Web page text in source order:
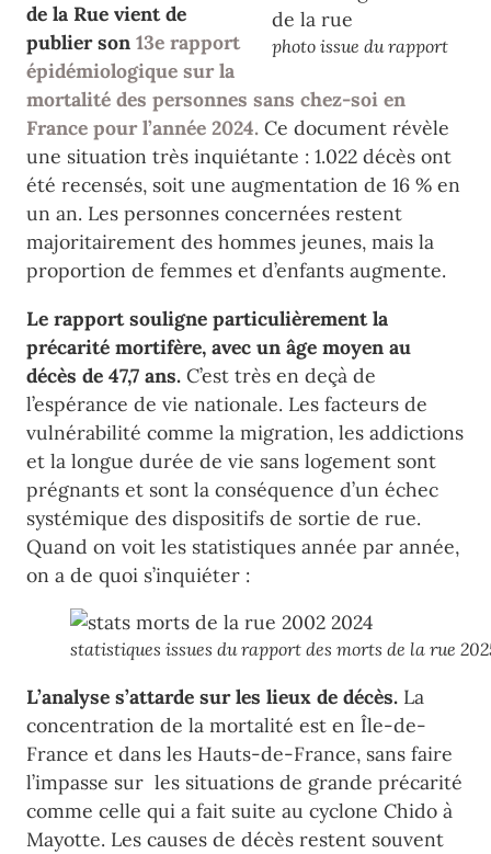
photo issue du rapport
de la Rue vient de
publier son 13e rapport
épidémiologique sur la
mortalité des personnes sans chez-soi en
France pour l’année 2024. Ce document révèle
une situation très inquiétante : 1.022 décès ont
été recensés, soit une augmentation de 16 % en
un an. Les personnes concernées restent
majoritairement des hommes jeunes, mais la
proportion de femmes et d’enfants augmente.
Le rapport souligne particulièrement la
précarité mortifère, avec un âge moyen au
décès de 47,7 ans. C’est très en deçà de
l’espérance de vie nationale. Les facteurs de
vulnérabilité comme la migration, les addictions
et la longue durée de vie sans logement sont
prégnants et sont la conséquence d’un échec
systémique des dispositifs de sortie de rue.
Quand on voit les statistiques année par année,
on a de quoi s’inquiéter :
statistiques issues du rapport des morts de la rue
L’analyse s’attarde sur les lieux de décès. La
concentration de la mortalité est en Île-de-
France et dans les Hauts-de-France, sans faire
l’impasse sur les situations de grande précarité
comme celle qui a fait suite au cyclone Chido à
Mayotte. Les causes de décès restent souvent